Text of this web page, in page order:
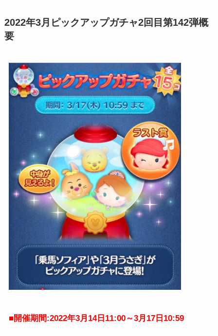
2022年3月ピックアップガチャ2回目第142弾概
要
■開催期間:2022年3月14日11:00～3月17日10:59